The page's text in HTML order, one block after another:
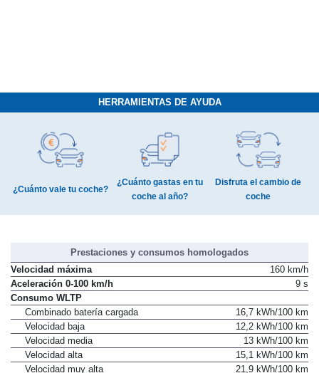
HERRAMIENTAS DE AYUDA
¿Cuánto gastas en tu
Disfruta el cambio de
Prestaciones y consumos homologados
Velocidad máxima
160 km/h
Aceleración 0-100 km/h
Consumo WLTP
Combinado batería cargada
16,7 kWh/100 km
Velocidad baja
12,2 kWh/100 km
Velocidad media
13 kWh/100 km
Velocidad alta
15,1 kWh/100 km